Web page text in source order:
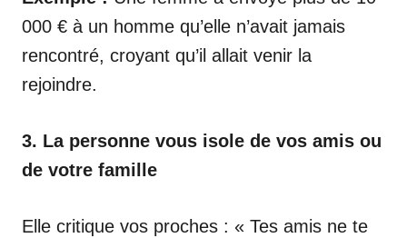
000 € à un homme qu’elle n’avait jamais
rencontré, croyant qu’il allait venir la
rejoindre.
3. La personne vous isole de vos amis ou
de votre famille
Elle critique vos proches : « Tes amis ne te